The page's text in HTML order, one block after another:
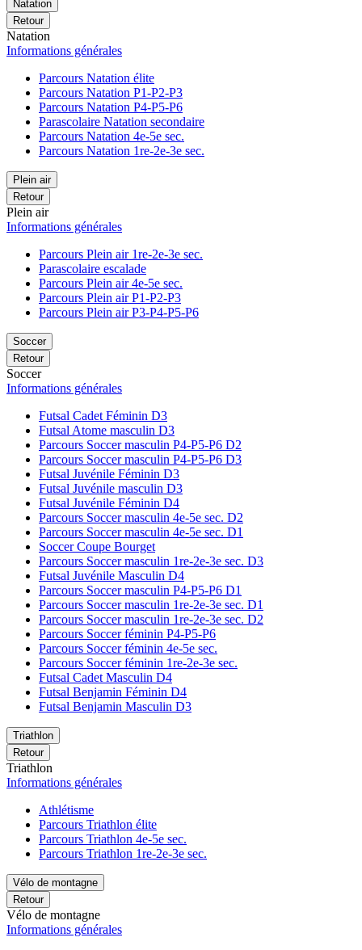
Natation
Retour
Natation
Informations générales
Parcours Natation élite
Parcours Natation P1-P2-P3
Parcours Natation P4-P5-P6
Parascolaire Natation secondaire
Parcours Natation 4e-5e sec.
Parcours Natation 1re-2e-3e sec.
Plein air
Retour
Plein air
Informations générales
Parcours Plein air 1re-2e-3e sec.
Parascolaire escalade
Parcours Plein air 4e-5e sec.
Parcours Plein air P1-P2-P3
Parcours Plein air P3-P4-P5-P6
Soccer
Retour
Soccer
Informations générales
Futsal Cadet Féminin D3
Futsal Atome masculin D3
Parcours Soccer masculin P4-P5-P6 D2
Parcours Soccer masculin P4-P5-P6 D3
Futsal Juvénile Féminin D3
Futsal Juvénile masculin D3
Futsal Juvénile Féminin D4
Parcours Soccer masculin 4e-5e sec. D2
Parcours Soccer masculin 4e-5e sec. D1
Soccer Coupe Bourget
Parcours Soccer masculin 1re-2e-3e sec. D3
Futsal Juvénile Masculin D4
Parcours Soccer masculin P4-P5-P6 D1
Parcours Soccer masculin 1re-2e-3e sec. D1
Parcours Soccer masculin 1re-2e-3e sec. D2
Parcours Soccer féminin P4-P5-P6
Parcours Soccer féminin 4e-5e sec.
Parcours Soccer féminin 1re-2e-3e sec.
Futsal Cadet Masculin D4
Futsal Benjamin Féminin D4
Futsal Benjamin Masculin D3
Triathlon
Retour
Triathlon
Informations générales
Athlétisme
Parcours Triathlon élite
Parcours Triathlon 4e-5e sec.
Parcours Triathlon 1re-2e-3e sec.
Vélo de montagne
Retour
Vélo de montagne
Informations générales